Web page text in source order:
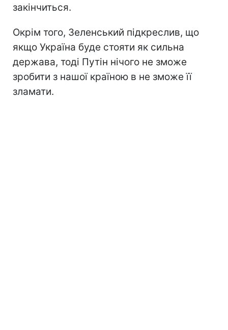
закінчиться.
Окрім того, Зеленський підкреслив, що
якщо Україна буде стояти як сильна
держава, тоді Путін нічого не зможе
зробити з нашої країною в не зможе її
зламати.